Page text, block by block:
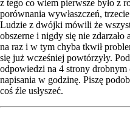
z tego co wiem pierwsze było z
porównania wywłaszczeń,
Ludzie z dwójki mówili że
obszerne i nigdy się nie zdarzało
na raz i w tym chyba tkwił
się już wcześniej powtórzyły.
odpowiedzi na 4 strony
napisania w godzinę. Piszę
coś źle usłyszeć.